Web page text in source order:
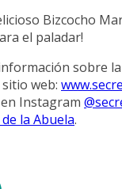
Bizcocho
el paladar!
sobre
web:
Instagram
la Abuela.